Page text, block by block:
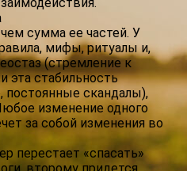
сумма ее частей. У
мифы, ритуалы и,
(стремление к
эта стабильность
постоянные скандалы),
изменение одного
за собой изменения во
перестает «спасать»